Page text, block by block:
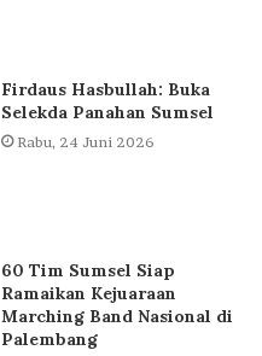
Firdaus Hasbullah: Buka
Selekda Panahan Sumsel
Rabu, 24 Juni 2026
60 Tim Sumsel Siap
Ramaikan Kejuaraan
Marching Band Nasional di
Palembang